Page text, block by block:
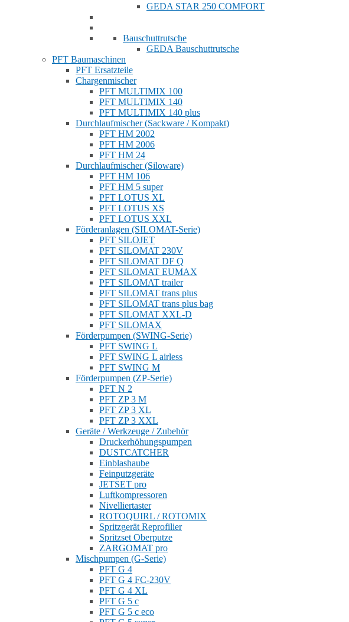
GEDA STAR 250 COMFORT
Bauschuttrutsche
GEDA Bauschuttrutsche
PFT Baumaschinen
PFT Ersatzteile
Chargenmischer
PFT MULTIMIX 100
PFT MULTIMIX 140
PFT MULTIMIX 140 plus
Durchlaufmischer (Sackware / Kompakt)
PFT HM 2002
PFT HM 2006
PFT HM 24
Durchlaufmischer (Siloware)
PFT HM 106
PFT HM 5 super
PFT LOTUS XL
PFT LOTUS XS
PFT LOTUS XXL
Förderanlagen (SILOMAT-Serie)
PFT SILOJET
PFT SILOMAT 230V
PFT SILOMAT DF Q
PFT SILOMAT EUMAX
PFT SILOMAT trailer
PFT SILOMAT trans plus
PFT SILOMAT trans plus bag
PFT SILOMAT XXL-D
PFT SILOMAX
Förderpumpen (SWING-Serie)
PFT SWING L
PFT SWING L airless
PFT SWING M
Förderpumpen (ZP-Serie)
PFT N 2
PFT ZP 3 M
PFT ZP 3 XL
PFT ZP 3 XXL
Geräte / Werkzeuge / Zubehör
Druckerhöhungspumpen
DUSTCATCHER
Einblashaube
Feinputzgeräte
JETSET pro
Luftkompressoren
Nivelliertaster
ROTOQUIRL / ROTOMIX
Spritzgerät Reprofilier
Spritzset Oberputze
ZARGOMAT pro
Mischpumpen (G-Serie)
PFT G 4
PFT G 4 FC-230V
PFT G 4 XL
PFT G 5 c
PFT G 5 c eco